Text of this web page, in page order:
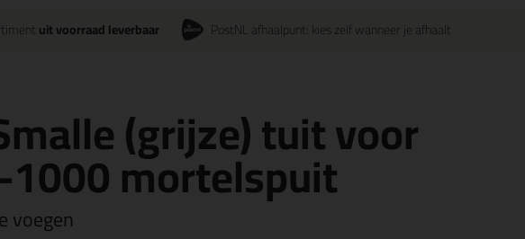
uit voorraad leverbaar PostNL afhaalpunt: kies zelf wanneer je afhaalt
(grijze) tuit voor
1000 mortelspuit
voegen